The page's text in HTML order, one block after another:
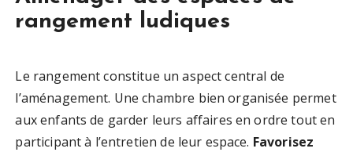
rangement ludiques
Le rangement constitue un aspect central de
l’aménagement. Une chambre bien organisée permet
aux enfants de garder leurs affaires en ordre tout en
participant à l’entretien de leur espace. Favorisez